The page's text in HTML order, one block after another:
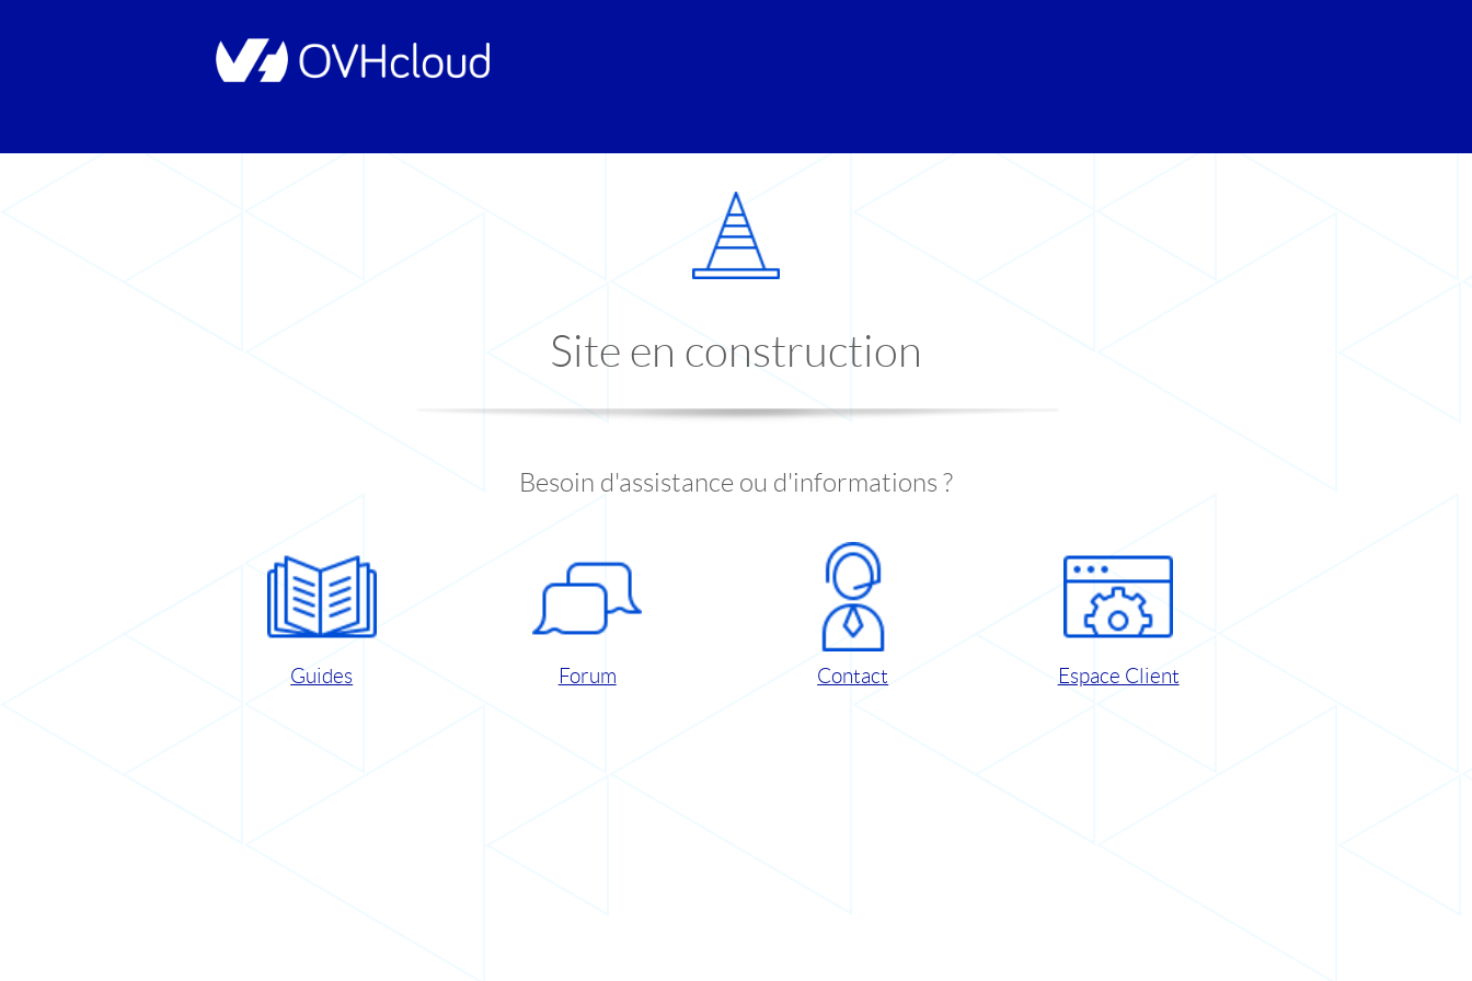
Site en construction
Besoin d'assistance ou d'informations ?
Guides Forum Contact Espace Client